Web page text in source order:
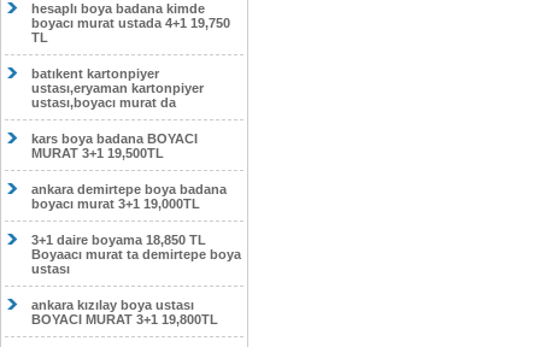
hesaplı boya badana kimde
boyacı murat ustada 4+1 19,750
TL
batıkent kartonpiyer
ustası,eryaman kartonpiyer
ustası,boyacı murat da
kars boya badana BOYACI
MURAT 3+1 19,500TL
ankara demirtepe boya badana
boyacı murat 3+1 19,000TL
3+1 daire boyama 18,850 TL
Boyaacı murat ta demirtepe boya
ustası
ankara kızılay boya ustası
BOYACI MURAT 3+1 19,800TL